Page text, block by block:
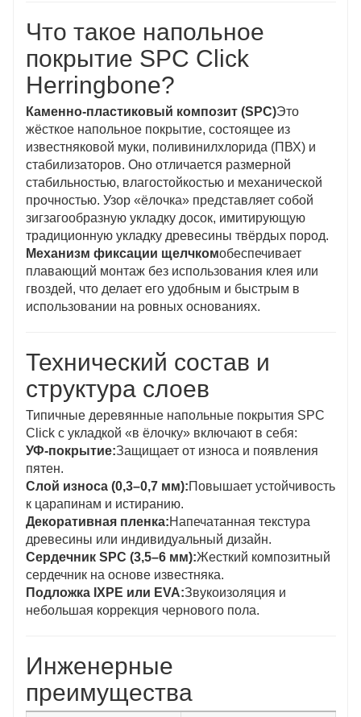
Что такое напольное
покрытие SPC Click
Herringbone?
Каменно-пластиковый композит (SPC)Это
жёсткое напольное покрытие, состоящее из
известняковой муки, поливинилхлорида (ПВХ) и
стабилизаторов. Оно отличается размерной
стабильностью, влагостойкостью и механической
прочностью. Узор «ёлочка» представляет собой
зигзагообразную укладку досок, имитирующую
традиционную укладку древесины твёрдых пород.
Механизм фиксации щелчкомобеспечивает
плавающий монтаж без использования клея или
гвоздей, что делает его удобным и быстрым в
использовании на ровных основаниях.
Технический состав и
структура слоев
Типичные деревянные напольные покрытия SPC
Click с укладкой «в ёлочку» включают в себя:
УФ-покрытие:Защищает от износа и появления
пятен.
Слой износа (0,3–0,7 мм):Повышает устойчивость
к царапинам и истиранию.
Декоративная пленка:Напечатанная текстура
древесины или индивидуальный дизайн.
Сердечник SPC (3,5–6 мм):Жесткий композитный
сердечник на основе известняка.
Подложка IXPE или EVA:Звукоизоляция и
небольшая коррекция чернового пола.
Инженерные
преимущества